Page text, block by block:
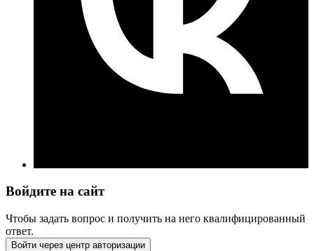
Войдите на сайт
Чтобы задать вопрос и получить на него квалифицированный
ответ.
Войти через центр авторизации